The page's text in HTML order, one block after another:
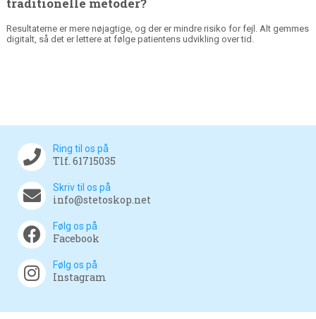
traditionelle metoder?
Resultaterne er mere nøjagtige, og der er mindre risiko for fejl. Alt gemmes
digitalt, så det er lettere at følge patientens udvikling over tid.
Ring til os på
Tlf. 61715035
Skriv til os på
info@stetoskop.net
Følg os på
Facebook
Følg os på
Instagram